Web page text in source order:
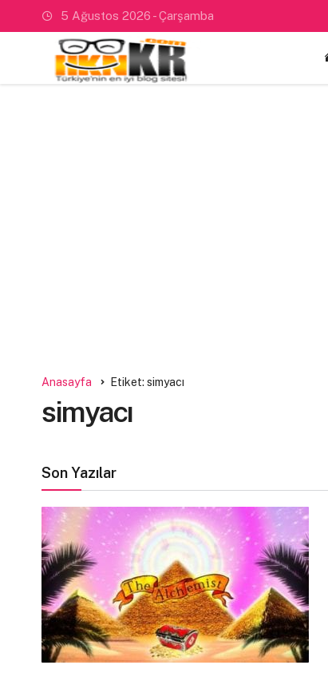
5 Ağustos 2026 - Çarşamba
Anasayfa Etiket: simyacı
simyacı
Son Yazılar